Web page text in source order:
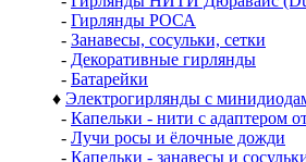
- Гирлянды РОСА
- Занавесы, сосульки, сетки
- Декоративные гирлянды
- Батарейки
♦ Электрогирлянды с
- Капельки - нити с адаптером
- Лучи росы и ёлочные дожди
- Капельки - занавесы и